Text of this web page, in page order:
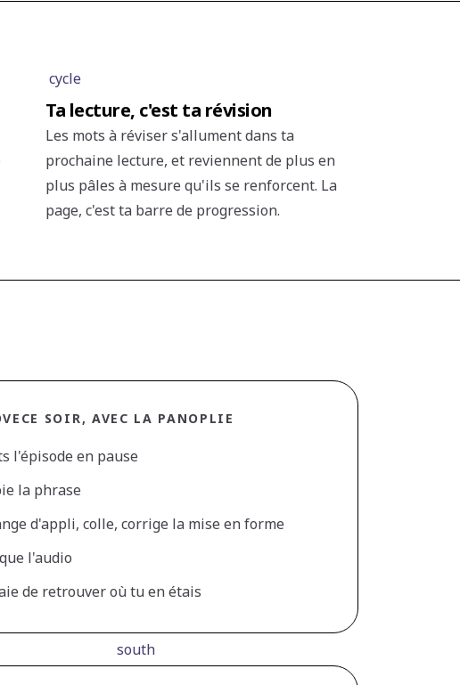
cycle
Ta lecture, c'est ta révision
Les mots à réviser s'allument dans ta
prochaine lecture, et reviennent de plus en
plus pâles à mesure qu'ils se renforcent. La
page, c'est ta barre de progression.
CE SOIR, AVEC LA PANOPLIE
l'épisode en pause
la phrase
d'appli, colle, corrige la mise en forme
l'audio
de retrouver où tu en étais
south